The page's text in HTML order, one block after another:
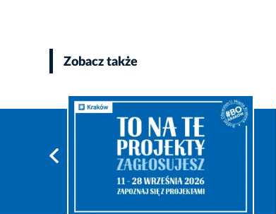
Zobacz także